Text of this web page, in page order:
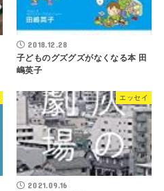
2018.12.28
子どものグズグズがなくなる本 田
嶋英子
エッセイ
2021.09.16